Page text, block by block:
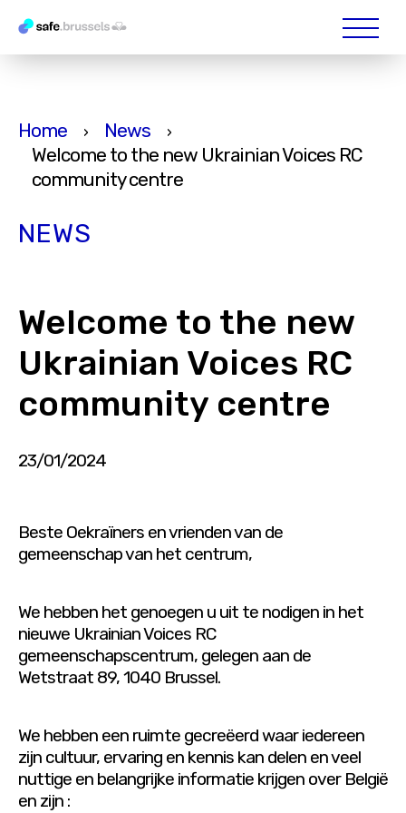
Home › News ›
Welcome to the new Ukrainian Voices RC
community centre
NEWS
Welcome to the new
Ukrainian Voices RC
community centre
23/01/2024
Beste Oekraïners en vrienden van de
gemeenschap van het centrum,
We hebben het genoegen u uit te nodigen in het
nieuwe Ukrainian Voices RC
gemeenschapscentrum, gelegen aan de
Wetstraat 89, 1040 Brussel.
We hebben een ruimte gecreëerd waar iedereen
zijn cultuur, ervaring en kennis kan delen en veel
nuttige en belangrijke informatie krijgen over België
en zijn :